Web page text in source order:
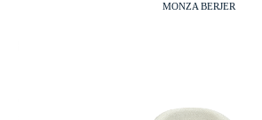
MONZA BERJER